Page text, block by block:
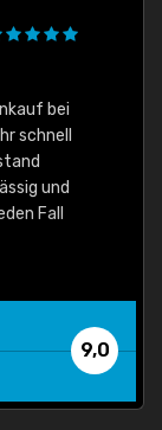
bei
schnell
und
Fall
9,0